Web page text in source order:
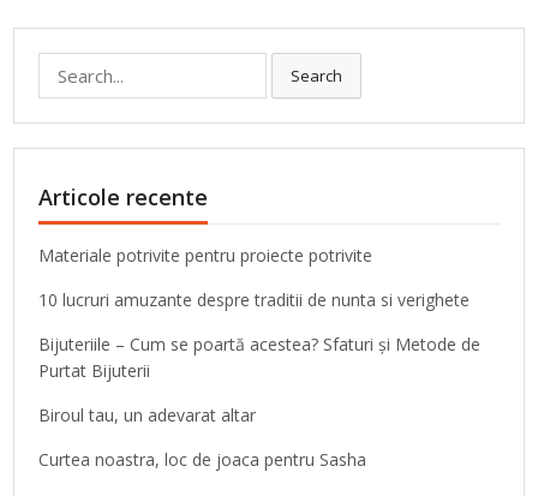
Search
Articole recente
Materiale potrivite pentru proiecte potrivite
10 lucruri amuzante despre traditii de nunta si verighete
Bijuteriile – Cum se poartă acestea? Sfaturi și Metode de
Purtat Bijuterii
Biroul tau, un adevarat altar
Curtea noastra, loc de joaca pentru Sasha